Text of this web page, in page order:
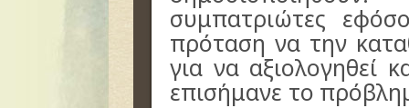
συμπατριώτες
πρόταση να την
για να αξιολογηθεί
επισήμανε το